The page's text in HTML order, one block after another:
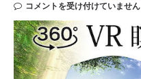
コメントを受け付けていません